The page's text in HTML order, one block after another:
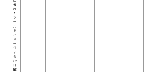
優
れ
た
ツ
ー
ル
を
イ
メ
ー
ジ
す
る
(２
日
間)